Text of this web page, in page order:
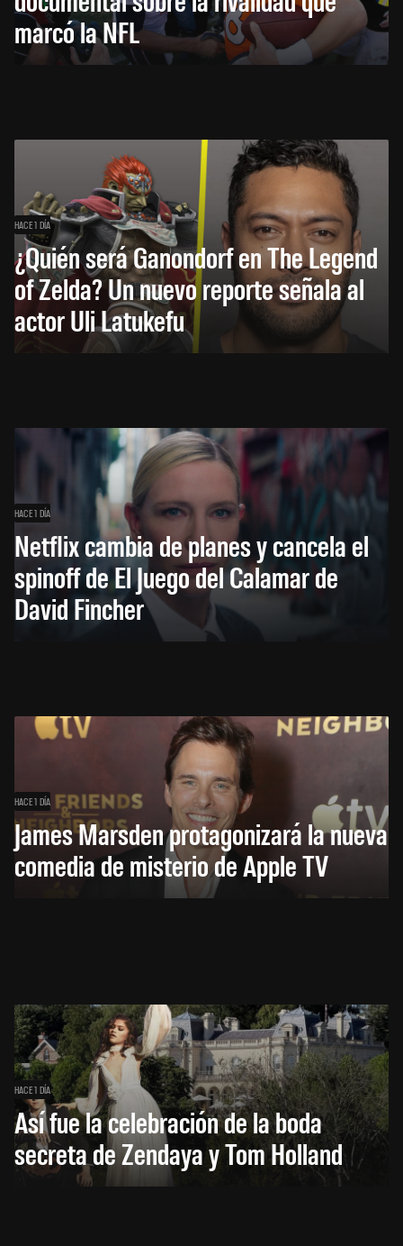
marcó la NFL
HACE 1 DÍA
¿Quién será Ganondorf en The Legend
of Zelda? Un nuevo reporte señala al
actor Uli Latukefu
HACE 1 DÍA
Netflix cambia de planes y cancela el
spinoff de El Juego del Calamar de
David Fincher
HACE 1 DÍA
James Marsden protagonizará la nueva
comedia de misterio de Apple TV
HACE 1 DÍA
Así fue la celebración de la boda
secreta de Zendaya y Tom Holland